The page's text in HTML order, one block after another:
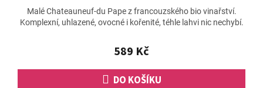
produktu
je
z
5
hvězdiček.
589 Kč
DO KOŠÍKU
Malé Chateauneuf-du Pape z francouzského bio vinařství.
Komplexní, uhlazené, ovocné i kořenité, téhle lahvi nic nechybí.